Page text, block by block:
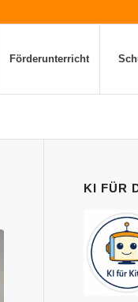
Förderunterricht
KI FÜR